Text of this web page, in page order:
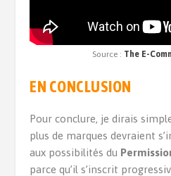
Source : The E-
EN CONCLUSION
Pour conclure, je dirais
plus de marques devraient
aux possibilités du
parce qu’il s’inscrit